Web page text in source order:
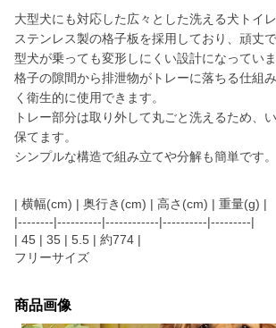
大型犬にも対応した広々とした洗える犬トイレ
ステンレス製の格子板を採用しており、頑丈
型犬が乗っても変形しにくい設計になっていま
格子の隙間から排泄物がトレーに落ちる仕組
く衛生的に使用できます。
トレー部分は取り外して丸ごと洗えるため、
保てます。
シンプルな構造で組み立てや分解も簡単です。
| 横幅(cm) | 奥行き(cm) | 高さ(cm) | 重量(g) |
|--------|----------|------------|----------|---------|
| 45 | 35 | 5.5 | 約774 |
フリーサイズ
商品画像